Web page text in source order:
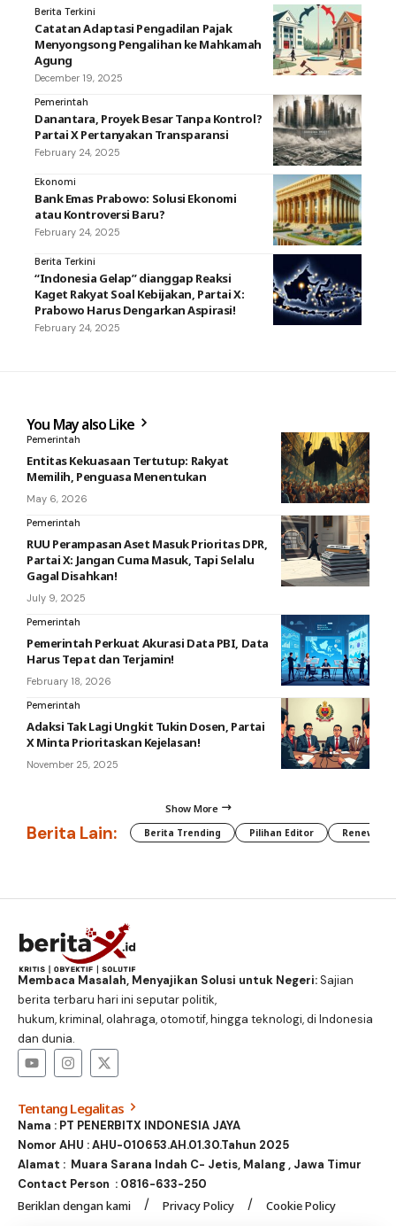
Berita Terkini
Catatan Adaptasi Pengadilan Pajak
Menyongsong Pengalihan ke Mahkamah
Agung
December 19, 2025
Pemerintah
Danantara, Proyek Besar Tanpa Kontrol?
Partai X Pertanyakan Transparansi
February 24, 2025
Ekonomi
Bank Emas Prabowo: Solusi Ekonomi
atau Kontroversi Baru?
February 24, 2025
Berita Terkini
“Indonesia Gelap” dianggap Reaksi
Kaget Rakyat Soal Kebijakan, Partai X:
Prabowo Harus Dengarkan Aspirasi!
February 24, 2025
You May also Like
Pemerintah
Entitas Kekuasaan Tertutup: Rakyat
Memilih, Penguasa Menentukan
May 6, 2026
Pemerintah
RUU Perampasan Aset Masuk Prioritas DPR,
Partai X: Jangan Cuma Masuk, Tapi Selalu
Gagal Disahkan!
July 9, 2025
Pemerintah
Pemerintah Perkuat Akurasi Data PBI, Data
Harus Tepat dan Terjamin!
February 18, 2026
Pemerintah
Adaksi Tak Lagi Ungkit Tukin Dosen, Partai
X Minta Prioritaskan Kejelasan!
November 25, 2025
Show More
Berita Lain: Berita Trending Pilihan Editor
Membaca Masalah, Menyajikan Solusi untuk Negeri:Sajian
berita terbaru hari ini seputar politik,
hukum, kriminal, olahraga, otomotif, hingga teknologi, di Indonesia
dan dunia.
Tentang Legalitas
Nama : PT PENERBITX INDONESIA JAYA
Nomor AHU : AHU-010653.AH.01.30.Tahun 2025
Alamat : Muara Sarana Indah C- Jetis, Malang , Jawa Timur
Contact Person : 0816-633-250
Beriklan dengan kami Privacy Policy Cookie Policy